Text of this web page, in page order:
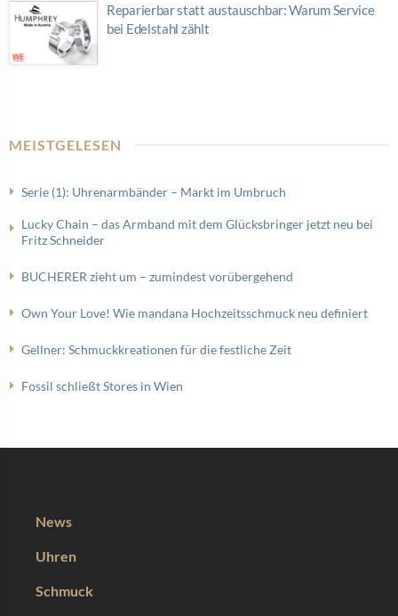
Reparierbar statt austauschbar: Warum Service
bei Edelstahl zählt
MEISTGELESEN
Serie (1): Uhrenarmbänder – Markt im Umbruch
Lucky Chain – das Armband mit dem Glücksbringer jetzt neu bei
Fritz Schneider
BUCHERER zieht um – zumindest vorübergehend
Own Your Love! Wie mandana Hochzeitsschmuck neu definiert
Gellner: Schmuckkreationen für die festliche Zeit
Fossil schließt Stores in Wien
News
Uhren
Schmuck